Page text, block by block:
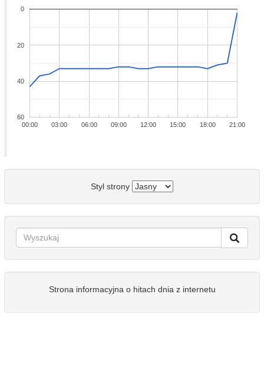
00:00 03:00 06:00 09:00 12:00 15:00 18:00 21:00
0
20
40
60
Styl strony
Strona informacyjna o hitach dnia z internetu